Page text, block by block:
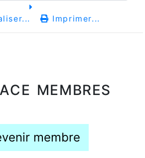
Imprimer...
membres
membre